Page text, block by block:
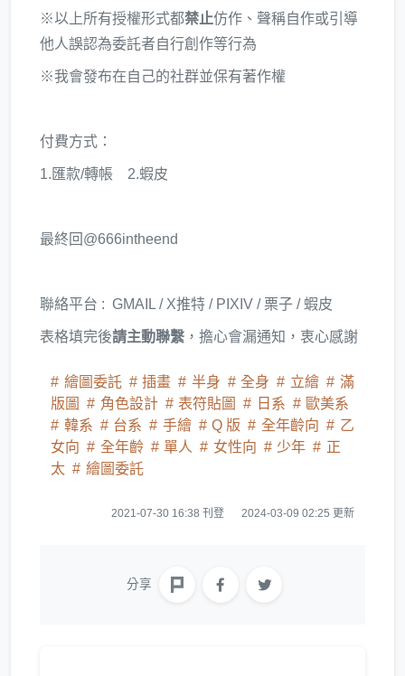
※以上所有授權形式都禁止仿作、聲稱自作或引導
他人誤認為委託者自行創作等行為
※我會發布在自己的社群並保有著作權
付費方式：
1.匯款/轉帳 2.蝦皮
最終回@666intheend
聯絡平台 : GMAIL / X推特 / PIXIV / 栗子 / 蝦皮
表格填完後請主動聯繫 ，擔心會漏通知，衷心感謝
繪圖委託 插畫 半身 全身 立繪
滿
版圖
角色設計 表符貼圖 日系
歐美系
韓系
台系 手繪 Q 版 全年齡向
乙
女向
全年齡 單人 女性向 少年
正
太
繪圖委託
2021-07-30 16:38 刊登 2024-03-09 02:25 更新
分享